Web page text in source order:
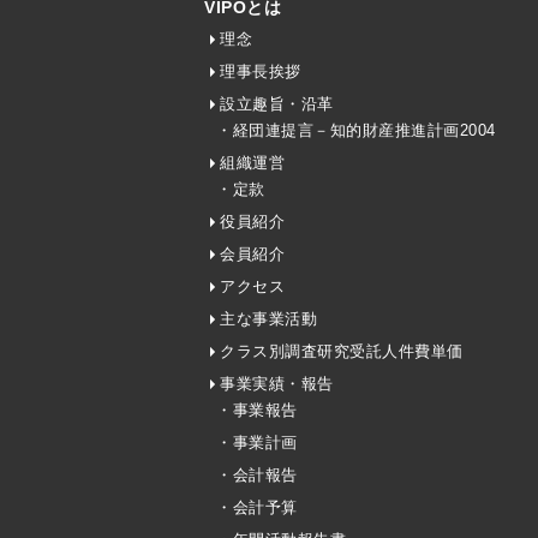
VIPOとは
理念
理事長挨拶
設立趣旨・沿革
・経団連提言－知的財産推進計画2004
組織運営
・定款
役員紹介
会員紹介
アクセス
主な事業活動
クラス別調査研究受託人件費単価
事業実績・報告
・事業報告
・事業計画
・会計報告
・会計予算